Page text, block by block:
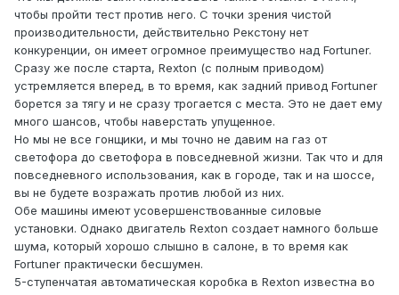
чтобы пройти тест против него. С точки зрения чистой
производительности, действительно Рекстону нет
конкуренции, он имеет огромное преимущество над Fortuner.
Сразу же после старта, Rexton (с полным приводом)
устремляется вперед, в то время, как задний привод Fortuner
борется за тягу и не сразу трогается с места. Это не дает ему
много шансов, чтобы наверстать упущенное.
Но мы не все гонщики, и мы точно не давим на газ от
светофора до светофора в повседневной жизни. Так что и для
повседневного использования, как в городе, так и на шоссе,
вы не будете возражать против любой из них.
Обе машины имеют усовершенствованные силовые
установки. Однако двигатель Rexton создает намного больше
шума, который хорошо слышно в салоне, в то время как
Fortuner практически бесшумен.
5-ступенчатая автоматическая коробка в Rexton известна во